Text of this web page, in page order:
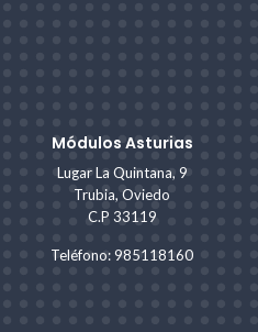
Módulos Asturias
Lugar La Quintana, 9
Trubia, Oviedo
C.P 33119
Teléfono: 985118160